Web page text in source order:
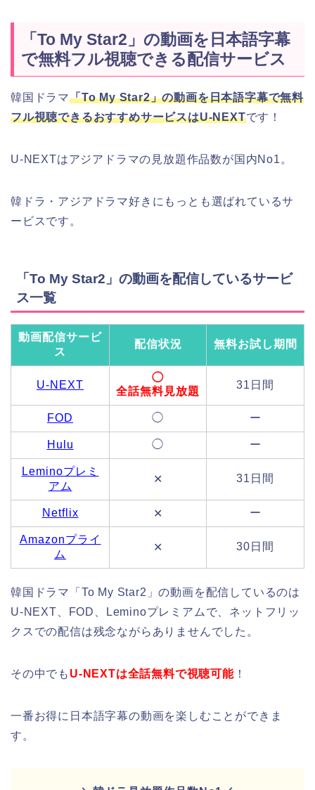
「To My Star2」の動画を日本語字幕
で無料フル視聴できる配信サービス
韓国ドラマ「To My Star2」の動画を日本語字幕で無料
フル視聴できるおすすめサービスはU-NEXTです！
U-NEXTはアジアドラマの見放題作品数が国内No1。
韓ドラ・アジアドラマ好きにもっとも選ばれているサ
ービスです。
「To My Star2」の動画を配信しているサービ
ス一覧
動画配信サービ
ス
配信状況 無料お試し期間
U-NEXT
◯
全話無料見放題
31日間
FOD ◯ ー
Hulu ◯ ー
Leminoプレミ
アム
✕ 31日間
Netflix ✕ ー
Amazonプライ
ム
✕ 30日間
韓国ドラマ「To My Star2」の動画を配信しているのは
U-NEXT、FOD、Leminoプレミアムで、ネットフリッ
クスでの配信は残念ながらありませんでした。
その中でも U-NEXTは全話無料で視聴可能！
一番お得に日本語字幕の動画を楽しむことができま
す。